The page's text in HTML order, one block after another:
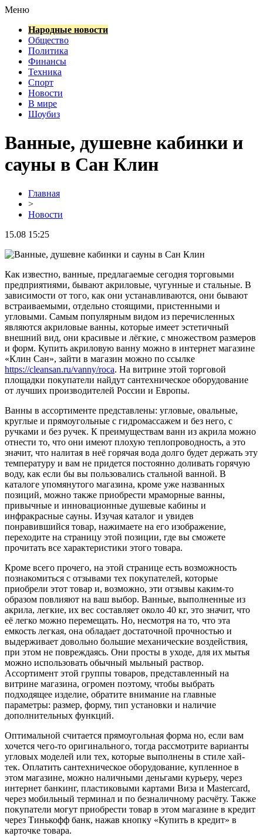
Меню
Народные новости
Общество
Политика
Финансы
Техника
Спорт
Новости
В мире
Шоубиз
Ванные, душевне кабинки и
сауны в Сан Клин
Главная
>
Новости
15.08 15:25
Как известно, ванные, предлагаемые сегодня торговыми
предприятиями, бывают акриловые, чугунные и стальные. В
зависимости от того, как они устанавливаются, они бывают
встраиваемыми, отдельно стоящими, пристенными и
угловыми. Самым популярным видом из перечисленных
являются акриловые ванны, которые имеет эстетичный
внешний вид, они красивые и лёгкие, с множеством размеров
и форм. Купить акриловую ванну можно в интернет магазине
«Клин Сан», зайти в магазин можно по ссылке
https://cleansan.ru/vanny/roca. На витрине этой торговой
площадки покупатели найдут сантехническое оборудование
от лучших производителей России и Европы.
Ванны в ассортименте представлены: угловые, овальные,
круглые и прямоугольные с гидромассажем и без него, с
ручками и без ручек. К преимуществам ванн из акрила можно
отнести то, что они имеют плохую теплопроводность, а это
значит, что налитая в неё горячая вода долго будет держать эту
температуру и вам не придется постоянно доливать горячую
воду, как если бы вы пользовались стальной ванной. В
каталоге упомянутого магазина, кроме уже названных
позиций, можно также приобрести мраморные ванны,
привычные и инновационные душевые кабины и
инфракрасные сауны. Изучая каталог и увидев
понравившийся товар, нажимаете на его изображение,
переходите на страницу этой позиции, где вы сможете
прочитать все характеристики этого товара.
Кроме всего прочего, на этой странице есть возможность
познакомиться с отзывами тех покупателей, которые
приобрели этот товар и, возможно, эти отзывы каким-то
образом повлияют на ваш выбор. Ванные, выполненные из
акрила, легкие, их вес составляет около 40 кг, это значит, что
её легко можно перемещать. Но, несмотря на то, что эта
емкость легкая, она обладает достаточной прочностью и
выдерживает довольно большие механические воздействия,
при этом не повреждаясь. Они просты в уходе, для их мытья
можно использовать обычный мыльный раствор.
Ассортимент этой группы товаров, представленный на
витрине магазина, огромен поэтому, чтобы выбрать
подходящее изделие, обратите внимание на главные
параметры: размер, форму, тип установки и наличие
дополнительных функций.
Оптимальной считается прямоугольная форма но, если вам
хочется чего-то оригинального, тогда рассмотрите варианты
угловых моделей или тех, которые выполнены в стиле хай-
тек. Оплатить сантехническое оборудование, купленное в
этом магазине, можно наличными деньгами курьеру, через
интернет банкинг, пластиковыми картами Виза и Mastercard,
через мобильный терминал и по безналичному расчёту. Также
покупатели могут приобрести товар в этом магазине в кредит
через Тинькофф банк, нажав кнопку «Купить в кредит» в
карточке товара.